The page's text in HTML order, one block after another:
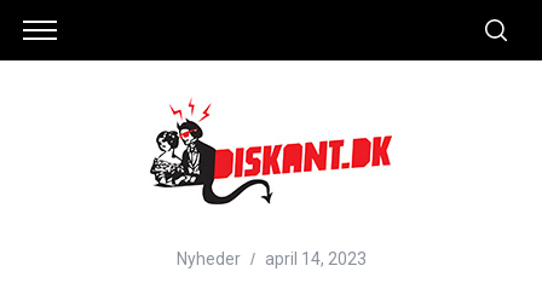
Nyheder april 14, 2023